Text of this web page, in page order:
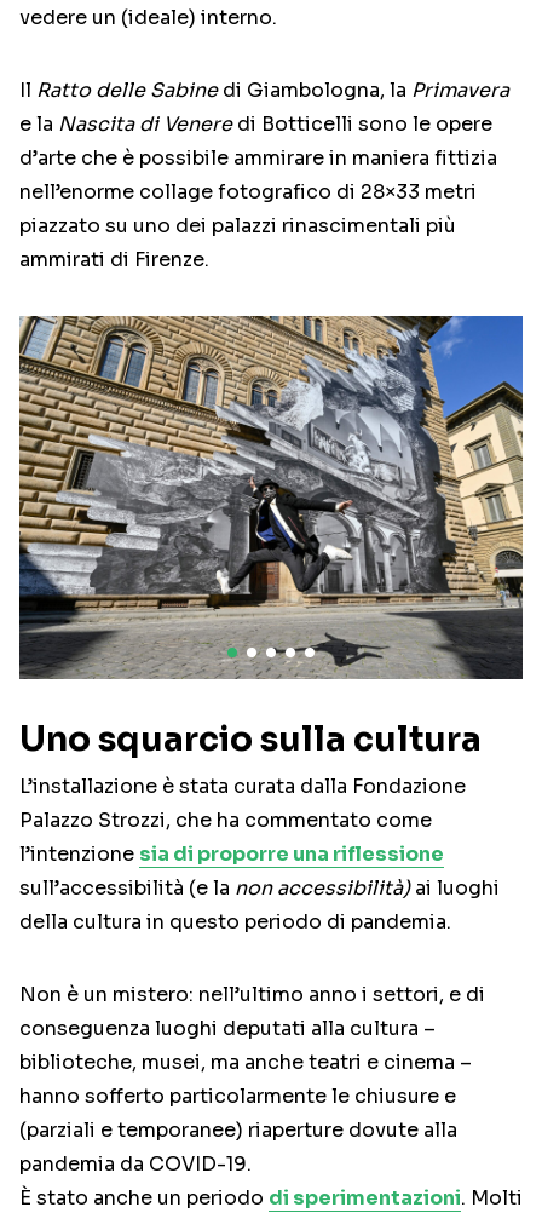
vedere un (ideale) interno.
Il Ratto delle Sabinedi Giambologna, la Primavera
e la Nascita di Veneredi Botticelli sono le opere
d’arte che è possibile ammirare in maniera fittizia
nell’enorme collage fotografico di 28×33 metri
piazzato su uno dei palazzi rinascimentali più
ammirati di Firenze.
Uno squarcio sulla cultura
L’installazione è stata curata dalla Fondazione
Palazzo Strozzi, che ha commentato come
l’intenzione sia di proporre una riflessione
sull’accessibilità (e la non accessibilità)ai luoghi
della cultura in questo periodo di pandemia.
Non è un mistero: nell’ultimo anno i settori, e di
conseguenza luoghi deputati alla cultura –
biblioteche, musei, ma anche teatri e cinema –
hanno sofferto particolarmente le chiusure e
(parziali e temporanee) riaperture dovute alla
pandemia da COVID-19.
È stato anche un periodo di sperimentazioni. Molti